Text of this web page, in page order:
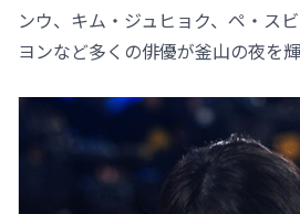
ンウ、キム・ジュヒョク、ペ・ス
ヨンなど多くの俳優が釜山の夜を輝